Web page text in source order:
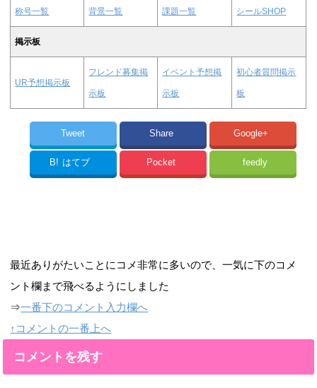
称号一覧 背景一覧 課題一覧 シールSHOP
掲示板
UR予想掲示板
フレンド募集掲
示板
イベント予想掲
示板
初心者質問掲示
板
Tweet Share Google+
B! はてブ Pocket feedly
最近ありがたいことにコメ非常に多いので、一気に下のコメ
ント欄まで飛べるようにしました
⇒一番下のコメント入力欄へ
↑コメントの一番上へ
コメントを残す